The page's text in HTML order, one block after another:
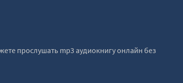
прослушать mp3 аудиокнигу онлайн без